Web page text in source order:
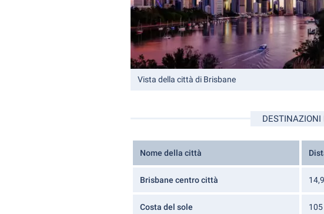
Vista della città di Brisbane
DESTINAZIONI
Nome della città
Brisbane centro città
Costa del sole